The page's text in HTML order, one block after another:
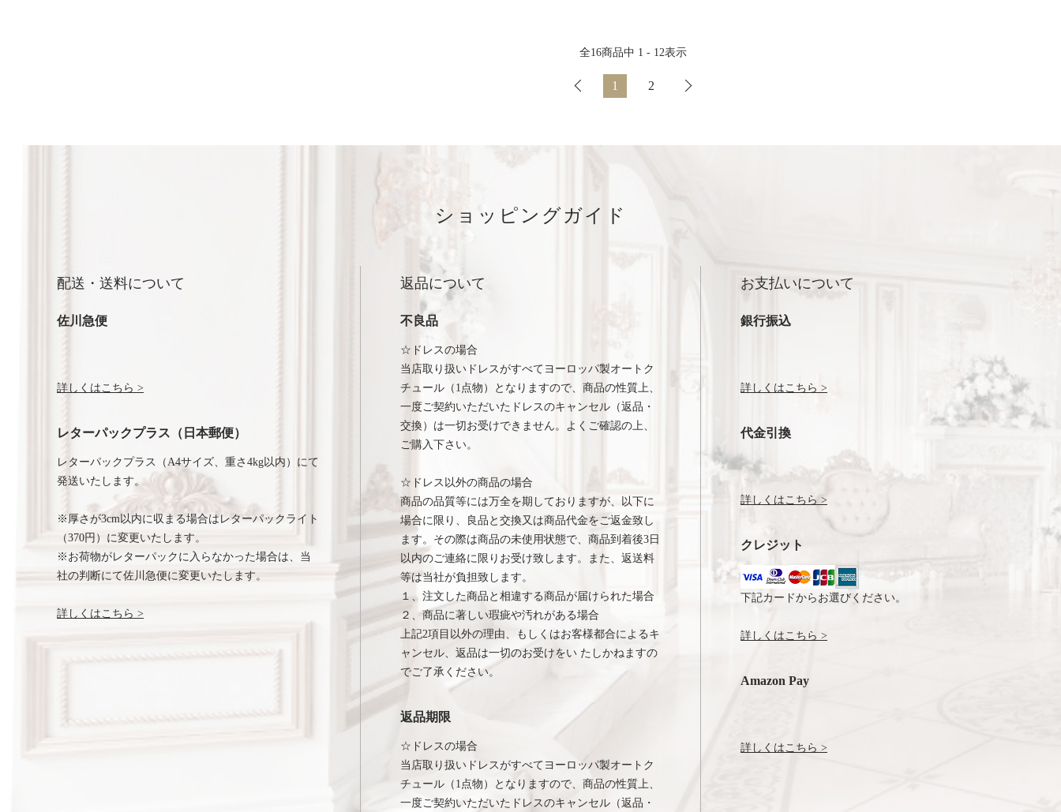
全16商品中 1 - 12表示
1 2
ショッピングガイド
配送・送料について
佐川急便
詳しくはこちら >
レターパックプラス（日本郵便）
レターパックプラス（A4サイズ、重さ4kg以内）にて
発送いたします。
※厚さが3cm以内に収まる場合はレターパックライト
（370円）に変更いたします。
※お荷物がレターパックに入らなかった場合は、当
社の判断にて佐川急便に変更いたします。
詳しくはこちら >
返品について
不良品
☆ドレスの場合
当店取り扱いドレスがすべてヨーロッパ製オートク
チュール（1点物）となりますので、商品の性質上、
一度ご契約いただいたドレスのキャンセル（返品・
交換）は一切お受けできません。よくご確認の上、
ご購入下さい。
☆ドレス以外の商品の場合
商品の品質等には万全を期しておりますが、以下に
場合に限り、良品と交換又は商品代金をご返金致し
ます。その際は商品の未使用状態で、商品到着後3日
以内のご連絡に限りお受け致します。また、返送料
等は当社が負担致します。
１、注文した商品と相違する商品が届けられた場合
２、商品に著しい瑕疵や汚れがある場合
上記2項目以外の理由、もしくはお客様都合によるキ
ャンセル、返品は一切のお受けをい たしかねますの
でご了承ください。
返品期限
☆ドレスの場合
当店取り扱いドレスがすべてヨーロッパ製オートク
チュール（1点物）となりますので、商品の性質上、
一度ご契約いただいたドレスのキャンセル（返品・
お支払いについて
銀行振込
詳しくはこちら >
代金引換
詳しくはこちら >
クレジット
下記カードからお選びください。
詳しくはこちら >
Amazon Pay
詳しくはこちら >